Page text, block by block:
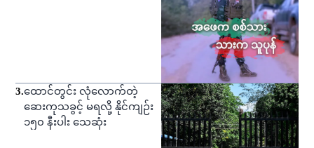
3.ထောင်တွင်း လုံလောက်တဲ့
ဆေးကုသခွင့် မရလို့ နိုင်ကျဉ်း
၁၅၀ နီးပါး သေဆုံး